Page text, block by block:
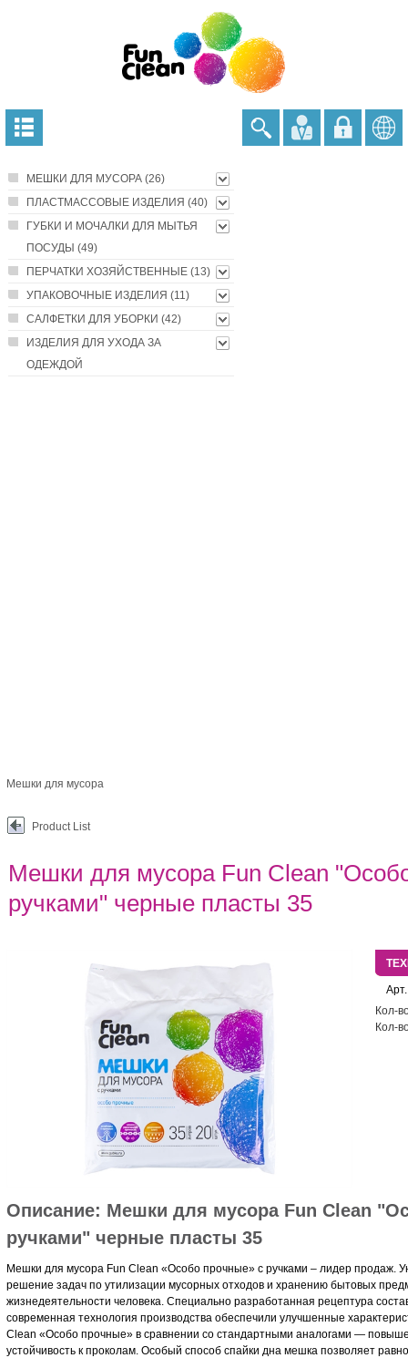
МЕШКИ ДЛЯ МУСОРА (26)
ПЛАСТМАССОВЫЕ ИЗДЕЛИЯ (40)
ГУБКИ И МОЧАЛКИ ДЛЯ МЫТЬЯ
ПОСУДЫ (49)
ПЕРЧАТКИ ХОЗЯЙСТВЕННЫЕ (13)
УПАКОВОЧНЫЕ ИЗДЕЛИЯ (11)
САЛФЕТКИ ДЛЯ УБОРКИ (42)
ИЗДЕЛИЯ ДЛЯ УХОДА ЗА
ОДЕЖДОЙ
Мешки для мусора
Product List
Мешки для мусора Fun Clean
ручками" черные пласты 35
Арт.
Кол-
Кол-
Описание: Мешки для мусора Fun Clean
ручками" черные пласты 35
Мешки для мусора Fun Clean «Особо прочные» с ручками – лидер продаж.
решение задач по утилизации мусорных отходов и хранению бытовых
жизнедеятельности человека. Специально разработанная рецептура
современная технология производства обеспечили улучшенные
Clean «Особо прочные» в сравнении со стандартными аналогами —
устойчивость к проколам. Особый способ спайки дна мешка позволяет